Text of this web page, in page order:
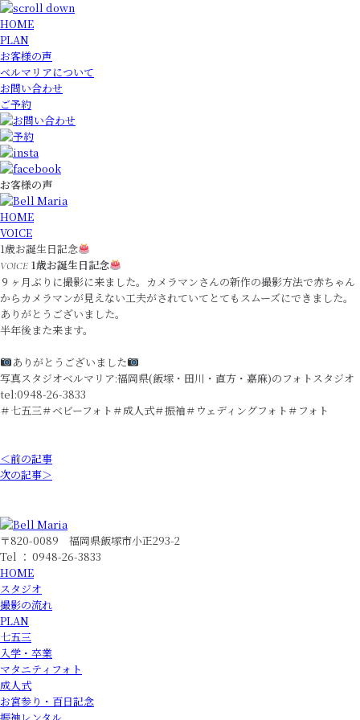
HOME
PLAN
お客様の声
ベルマリアについて
お問い合わせ
ご予約
お客様の声
HOME
VOICE
1歳お誕生日記念
VOICE 1歳お誕生日記念
９ヶ月ぶりに撮影に来ました。カメラマンさんの新作の撮影方法で赤ちゃん
からカメラマンが見えない工夫がされていてとてもスムーズにできました。
ありがとうございました。
半年後また来ます。
ありがとうございました
写真スタジオベルマリア:福岡県(飯塚・田川・直方・嘉麻)のフォトスタジオ
tel:0948-26-3833
＃七五三＃ベビーフォト＃成人式＃振袖＃ウェディングフォト＃フォト
＜前の記事
次の記事＞
〒820-0089 福岡県飯塚市小正293-2
Tel ： 0948-26-3833
HOME
スタジオ
撮影の流れ
PLAN
七五三
入学・卒業
マタニティフォト
成人式
お宮参り・百日記念